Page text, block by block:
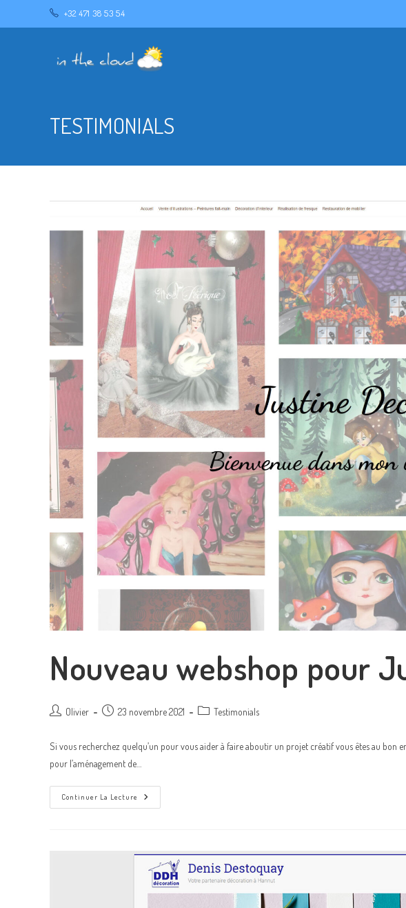
+32 471 38 53 54
TESTIMONIALS
Nouveau webshop pour
Olivier 23 novembre 2021 Testimonials
Si vous recherchez quelqu’un pour vous aider à faire aboutir un projet créatif vous êtes au bon
pour l’aménagement de…
Continuer La Lecture